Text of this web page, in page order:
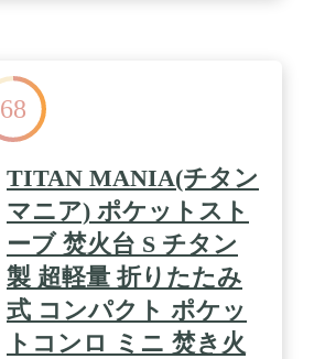
68
TITAN MANIA(チタン
マニア) ポケットスト
ーブ 焚火台 S チタン
製 超軽量 折りたたみ
式 コンパクト ポケッ
トコンロ ミニ 焚き火